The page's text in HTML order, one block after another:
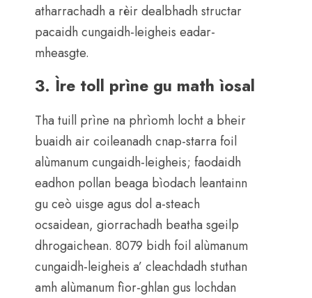
atharrachadh a rèir dealbhadh structar
pacaidh cungaidh-leigheis eadar-
mheasgte.
3. Ìre toll prìne gu math ìosal
Tha tuill prìne na phrìomh locht a bheir
buaidh air coileanadh cnap-starra foil
alùmanum cungaidh-leigheis; faodaidh
eadhon pollan beaga bìodach leantainn
gu ceò uisge agus dol a-steach
ocsaidean, giorrachadh beatha sgeilp
dhrogaichean. 8079 bidh foil alùmanum
cungaidh-leigheis a’ cleachdadh stuthan
amh alùmanum fìor-ghlan gus lochdan